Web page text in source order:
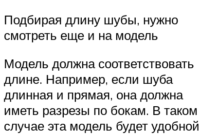
Подбирая длину шубы, нужно
смотреть еще и на модель
Модель должна соответствовать
длине. Например, если шуба
длинная и прямая, она должна
иметь разрезы по бокам. В таком
случае эта модель будет удобной